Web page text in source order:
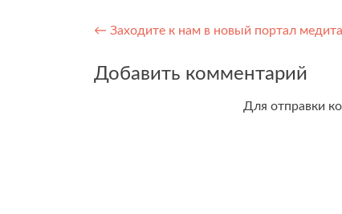
Навигация
по
записям
← Заходите к нам в новый портал
Добавить комментарий
Для отправки